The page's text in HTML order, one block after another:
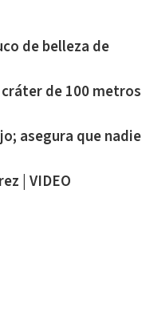
de belleza de
de 100 metros
asegura que nadie
| VIDEO